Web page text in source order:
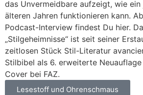
das Unvermeidbare aufzeigt, wie
älteren Jahren funktionieren kann.
Podcast-Interview findest Du hier.
„Stilgeheimnisse“ ist seit seiner
zeitlosen Stück Stil-Literatur
Stilbibel als 6. erweiterte
Cover bei FAZ.
Lesestoff und Ohrenschmaus